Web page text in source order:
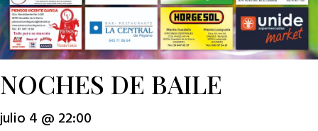
NOCHES DE BAILE
julio 4 @ 22:00